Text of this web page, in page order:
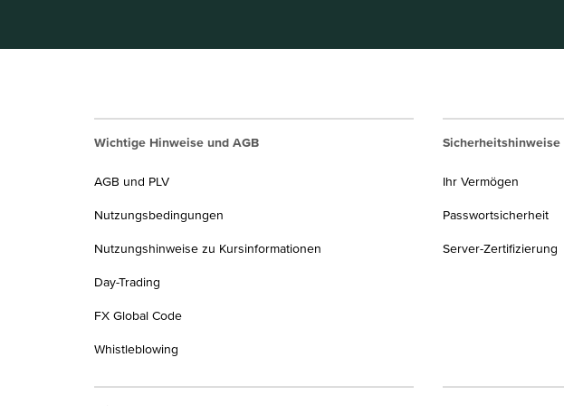
Wichtige Hinweise und AGB
AGB und PLV
Nutzungsbedingungen
Nutzungshinweise zu Kursinformationen
Day-Trading
FX Global Code
Whistleblowing
Sicherheitshinweise
Ihr Vermögen
Passwortsicherheit
Server-Zertifizierung